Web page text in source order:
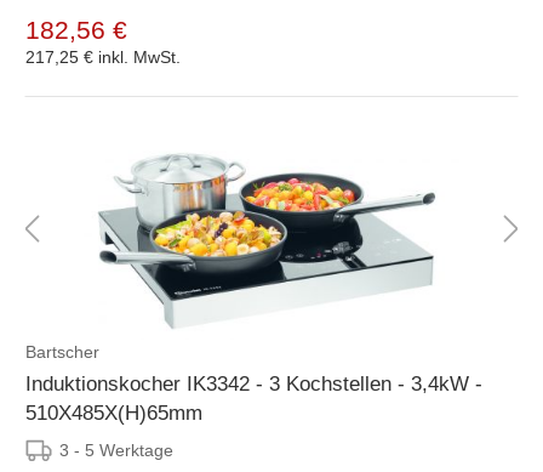
182,56 €
217,25 € inkl. MwSt.
Bartscher
Induktionskocher IK3342 - 3 Kochstellen - 3,4kW -
510X485X(H)65mm
3 - 5 Werktage